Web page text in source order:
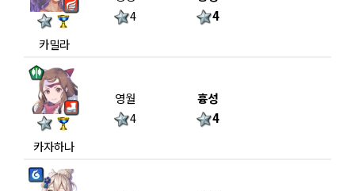
카밀라
4
4
카자하나
영월
4
흉성
4